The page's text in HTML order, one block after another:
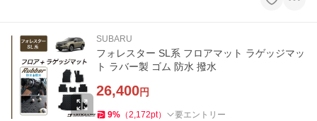
SUBARU
フォレスター SL系 フロアマット ラゲッジマッ
ト ラバー製 ゴム 防水 撥水
26,400円
9% （2,172pt） 要エントリー